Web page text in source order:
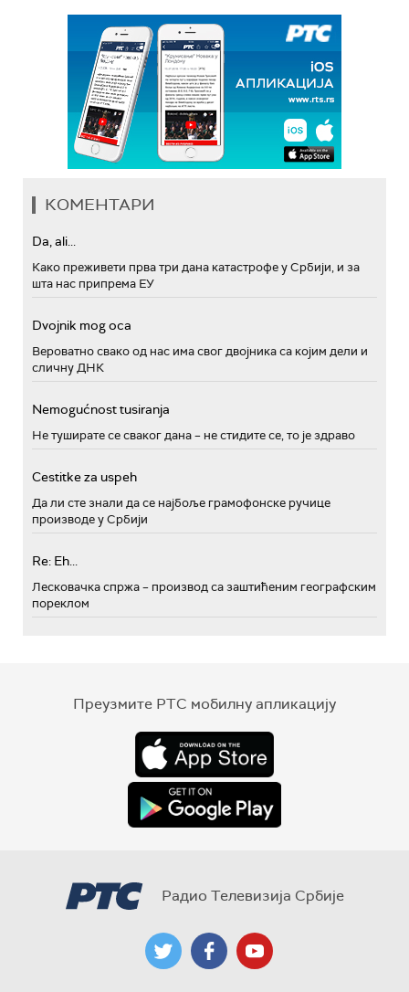
КОМЕНТАРИ
Da, ali...
Како преживети прва три дана катастрофе у Србији, и за
шта нас припрема ЕУ
Dvojnik mog oca
Вероватно свако од нас има свог двојника са којим дели и
сличну ДНК
Nemogućnost tusiranja
Не туширате се сваког дана – не стидите се, то је здраво
Cestitke za uspeh
Да ли сте знали да се најбоље грамофонске ручице
производе у Србији
Re: Eh...
Лесковачка спржа – производ са заштићеним географским
пореклом
Преузмите РТС мобилну апликацију
Радио Телевизија Србије